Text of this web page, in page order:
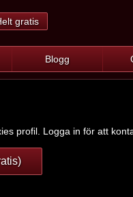
gratis
Blogg
profil. Logga in för att